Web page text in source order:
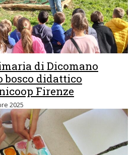
di Dicomano
bosco didattico
Firenze
2025